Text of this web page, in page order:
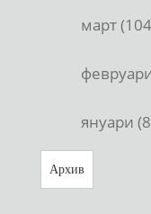
март
януари
Архив